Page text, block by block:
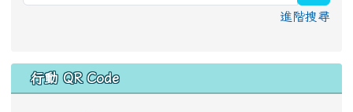
進階搜尋
行動 QR Code